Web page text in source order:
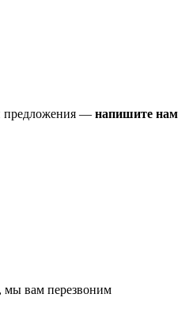
предложения — напишите нам
мы вам перезвоним